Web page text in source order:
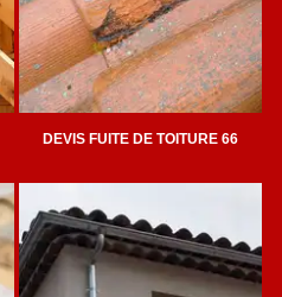
DEVIS FUITE DE TOITURE 66